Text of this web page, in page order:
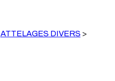
ATTELAGES DIVERS >